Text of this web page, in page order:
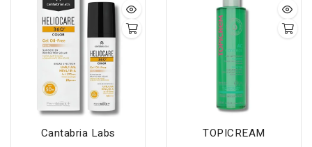
MOON :
illumine
instantanément le visage
et le corps grâce à sa
texture soyeuse et sa
teinte champagne dorée,
pour un éclat naturel,
Cantabria Labs TOPICREAM